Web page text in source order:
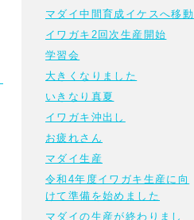
マダイ中間育成イケスへ移動
イワガキ2回次生産開始
学習会
大きくなりました
いきなり真夏
イワガキ沖出し
お疲れさん
マダイ生産
令和4年度イワガキ生産に向
けて準備を始めました
マダイの生産が終わりまし